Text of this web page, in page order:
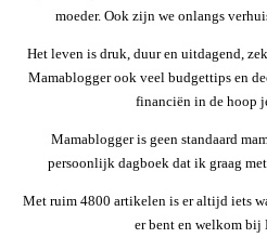
moeder. Ook zijn we onlangs
Het leven is druk, duur en uitdagend,
Mamablogger ook veel budgettips en
financiën in de hoop
Mamablogger is geen standaard
persoonlijk dagboek dat ik graag
Met ruim 4800 artikelen is er altijd iets
er bent en welkom bij